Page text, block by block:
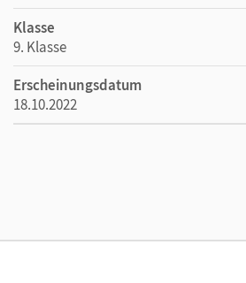
Klasse
9. Klasse
Erscheinungsdatum
18.10.2022